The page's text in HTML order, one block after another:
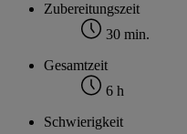
Zubereitungszeit
30 min.
Gesamtzeit
6 h
Schwierigkeit